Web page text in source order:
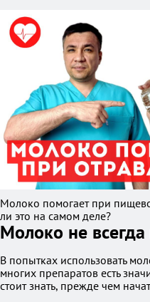
Молоко помогает при
ли это на самом деле?
Молоко не всегда
В попытках использовать
многих препаратов есть
стоит знать, прежде чем